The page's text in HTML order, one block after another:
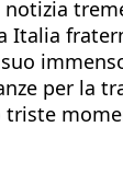
Italia
per la
triste